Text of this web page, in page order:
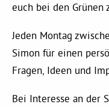
Personen
Sylvia Rietenberg,
Dorothea
euch bei den Grünen
Jeden Montag
Simon für einen
Fragen, Ideen und
Bei Interesse an der